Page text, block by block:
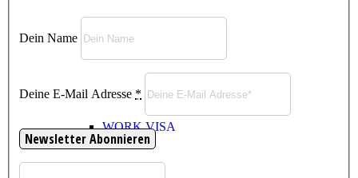
WORK VISA
Dein Name
Deine E-Mail Adresse *